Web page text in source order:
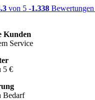
von 5 -1.338 Bewertungen
Kunden
Service
5 €
Bedarf